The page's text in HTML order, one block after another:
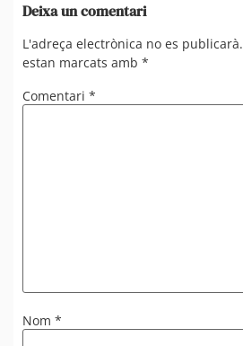
Deixa un comentari
L'adreça electrònica no es publicarà.
estan marcats amb *
Comentari *
Nom *